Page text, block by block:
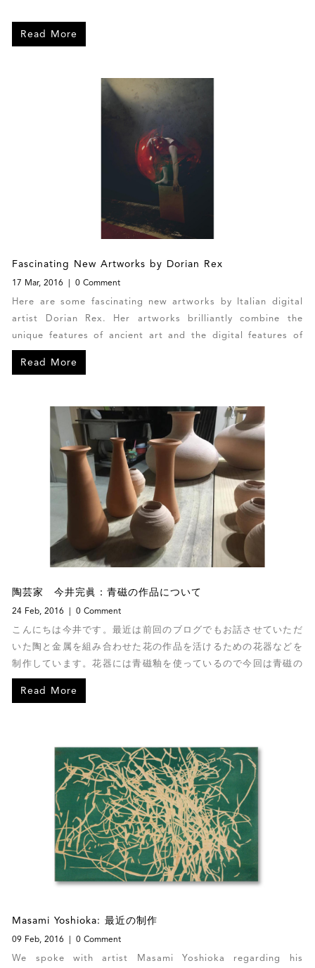
Read More
Fascinating New Artworks by Dorian Rex
17 Mar, 2016 0 Comment
Here are some fascinating new artworks by Italian digital
artist Dorian Rex. Her artworks brilliantly combine the
unique features of ancient art and the digital features of
contemporary art. Each of Dorian’s photo manipulations is
Read More
陶芸家 今井完眞：青磁の作品について
24 Feb, 2016 0 Comment
こんにちは今井です。最近は前回のブログでもお話させていただ
いた陶と金属を組み合わせた花の作品を活けるための花器などを
制作しています。花器には青磁釉を使っているので今回は青磁の
作品についてお話いたします。
Read More
Masami Yoshioka: 最近の制作
09 Feb, 2016 0 Comment
We spoke with artist Masami Yoshioka regarding his